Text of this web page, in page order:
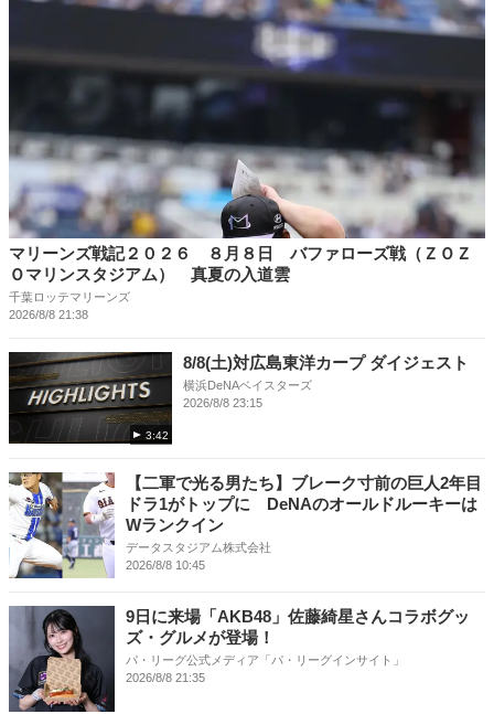
マリーンズ戦記２０２６ ８月８日 バファローズ戦（ＺＯＺ
Ｏマリンスタジアム） 真夏の入道雲
千葉ロッテマリーンズ
2026/8/8 21:38
3:42
8/8(土)対広島東洋カープ ダイジェスト
横浜DeNAベイスターズ
2026/8/8 23:15
【二軍で光る男たち】ブレーク寸前の巨人2年目
ドラ1がトップに DeNAのオールドルーキーは
Wランクイン
データスタジアム株式会社
2026/8/8 10:45
9日に来場「AKB48」佐藤綺星さんコラボグッ
ズ・グルメが登場！
パ・リーグ公式メディア「パ・リーグインサイト」
2026/8/8 21:35